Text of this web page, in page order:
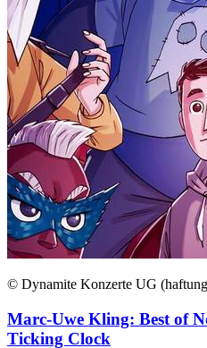
© Dynamite Konzerte UG
Marc-Uwe Kling: Best of
Ticking Clock